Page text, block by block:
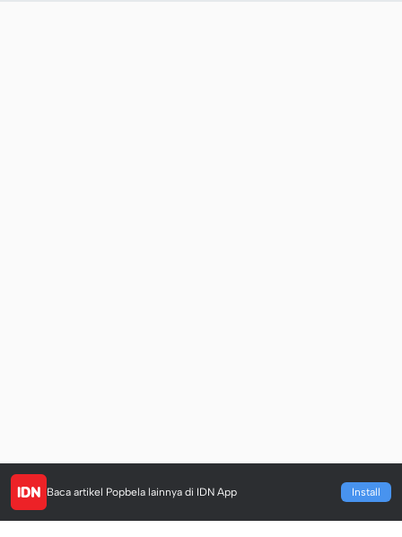
Baca artikel Popbela lainnya di IDN App Install